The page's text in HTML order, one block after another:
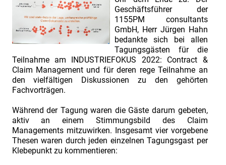
Geschäftsführer der
1155PM consultants
GmbH, Herr Jürgen Hahn
bedankte sich bei allen
Tagungsgästen für die
Teilnahme am INDUSTRIEFOKUS 2022: Contract &
Claim Management und für deren rege Teilnahme an
den vielfältigen Diskussionen zu den gehörten
Fachvorträgen.
Während der Tagung waren die Gäste darum gebeten,
aktiv an einem Stimmungsbild des Claim
Managements mitzuwirken. Insgesamt vier vorgebene
Thesen waren durch jeden einzelnen Tagungsgast per
Klebepunkt zu kommentieren: